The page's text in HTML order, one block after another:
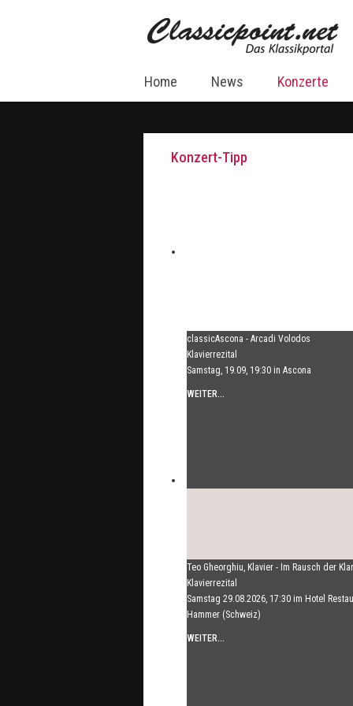
Home News Konzerte
Konzert-Tipp
classicAscona - Arcadi Volodos
Klavierrezital
Samstag, 19.09, 19:30 in Ascona
WEITER...
Teo Gheorghiu, Klavier - Im Rausch der
Klavierrezital
Samstag 29.08.2026, 17:30 im Hotel
Hammer (Schweiz)
WEITER...